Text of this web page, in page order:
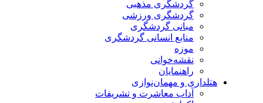
گردشگری مذهبی
گردشگری ورزشی
مبانی گردشگری
منابع انسانی گردشگری
موزه
نقشه‌خوانی
راهنمایان
هتلداری و مهمان‌نوازی
آداب معاشرت و تشریفات